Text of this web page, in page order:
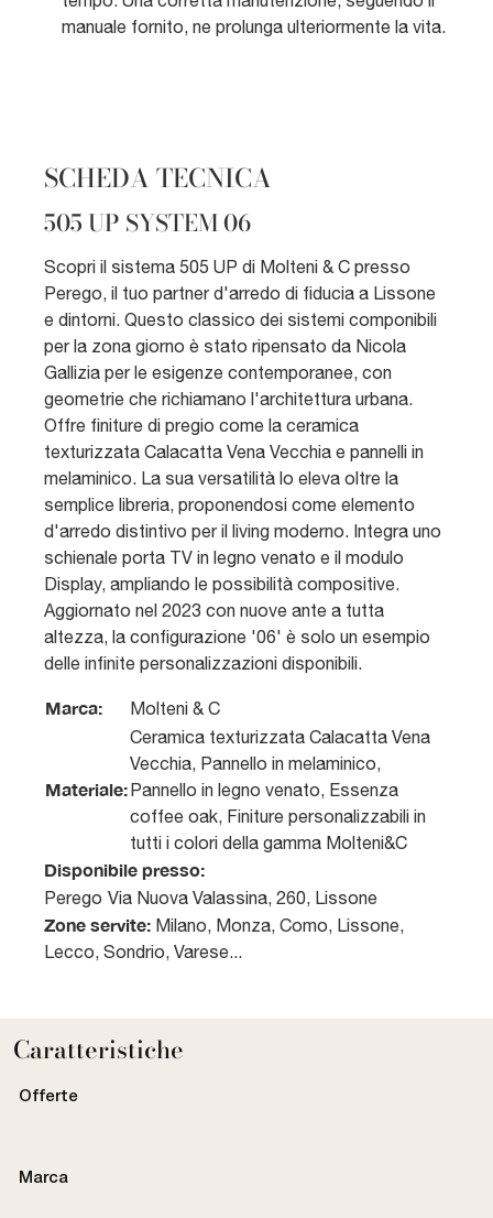
manuale fornito, ne prolunga ulteriormente la vita.
SCHEDA TECNICA
505 UP SYSTEM 06
Scopri il sistema 505 UP di Molteni & C presso
Perego, il tuo partner d'arredo di fiducia a Lissone
e dintorni. Questo classico dei sistemi componibili
per la zona giorno è stato ripensato da Nicola
Gallizia per le esigenze contemporanee, con
geometrie che richiamano l'architettura urbana.
Offre finiture di pregio come la ceramica
texturizzata Calacatta Vena Vecchia e pannelli in
melaminico. La sua versatilità lo eleva oltre la
semplice libreria, proponendosi come elemento
d'arredo distintivo per il living moderno. Integra uno
schienale porta TV in legno venato e il modulo
Display, ampliando le possibilità compositive.
Aggiornato nel 2023 con nuove ante a tutta
altezza, la configurazione '06' è solo un esempio
delle infinite personalizzazioni disponibili.
Marca: Molteni & C
Materiale:
Ceramica texturizzata Calacatta Vena
Vecchia, Pannello in melaminico,
Pannello in legno venato, Essenza
coffee oak, Finiture personalizzabili in
tutti i colori della gamma Molteni&C
Disponibile presso:
Perego Via Nuova Valassina, 260, Lissone
Zone servite: Milano, Monza, Como, Lissone,
Lecco, Sondrio, Varese...
Caratteristiche
Offerte
Marca